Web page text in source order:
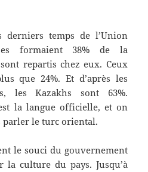
temps de l’Union
formaient 38% de la
repartis chez eux. Ceux
que 24%. Et d’après les
les Kazakhs sont 63%.
la langue officielle, et on
parler le turc oriental.
souci du gouvernement
la culture du pays. Jusqu’à